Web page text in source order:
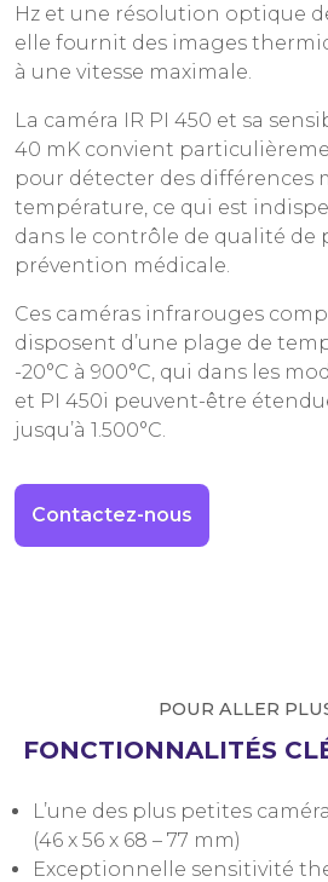
Hz et une résolution optique
elle fournit des images
à une vitesse maximale.
La caméra IR PI 450 et sa
40 mK convient
pour détecter des différences
température, ce qui est
dans le contrôle de qualité de
prévention médicale.
Ces caméras infrarouges
disposent d’une plage de
-20°C à 900°C, qui dans les
et PI 450i peuvent-être
jusqu’à 1.500°C.
Contactez-nous
POUR ALLER
FONCTIONNALITÉS
L’une des plus petites
(46 x 56 x 68 – 77 mm)
Exceptionnelle sensitivité